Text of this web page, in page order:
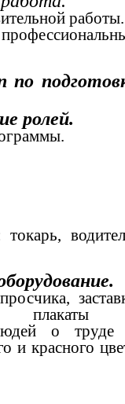
работы.
по
плакаты
о
и красного